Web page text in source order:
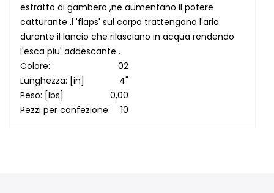
estratto di gambero ,ne aumentano il potere
catturante .i 'flaps' sul corpo trattengono l'aria
durante il lancio che rilasciano in acqua rendendo
l'esca piu' addescante .
Colore:
02
Lunghezza: [in]
4"
Peso: [lbs]
0,00
Pezzi per confezione:
10